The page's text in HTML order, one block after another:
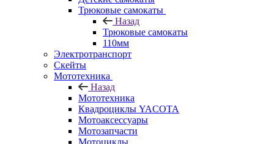
Трюковые самокаты
Назад
Трюковые самокаты
110мм
Электротранспорт
Скейты
Мототехника
Назад
Мототехника
Квадроциклы YACOTA
Мотоаксессуары
Мотозапчасти
Мотоциклы